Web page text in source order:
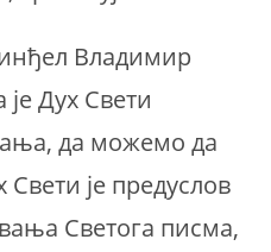
Владимир
Дух Свети
да можемо да
Свети је предуслов
Светога писма,